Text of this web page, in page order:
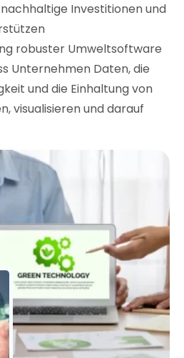
Investitionen und
robuster Umweltsoftware
Unternehmen Daten, die
und die Einhaltung von
visualisieren und darauf